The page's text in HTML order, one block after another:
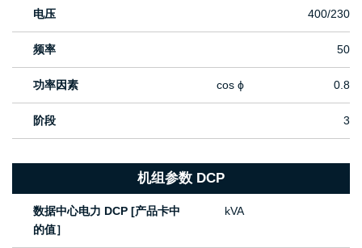
电压 400/230
频率 50
功率因素 cos ϕ 0.8
阶段 3
机组参数 DCP
数据中心电力 DCP [产品卡中
的值］
kVA